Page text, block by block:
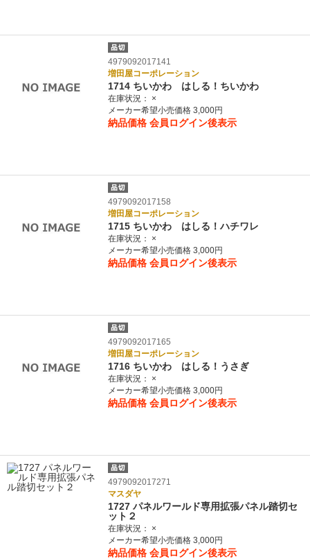
4979092017141
増田屋コーポレーション
1714 ちいかわ はしる！ちいかわ
在庫状況：
×
メーカー希望小売価格 3,000円
納品価格 会員ログイン後表示
4979092017158
増田屋コーポレーション
1715 ちいかわ はしる！ハチワレ
在庫状況：
×
メーカー希望小売価格 3,000円
納品価格 会員ログイン後表示
4979092017165
増田屋コーポレーション
1716 ちいかわ はしる！うさぎ
在庫状況：
×
メーカー希望小売価格 3,000円
納品価格 会員ログイン後表示
4979092017271
マスダヤ
1727 パネルワールド専用拡張パネル踏切セ
ット２
在庫状況：
×
メーカー希望小売価格 3,000円
納品価格 会員ログイン後表示